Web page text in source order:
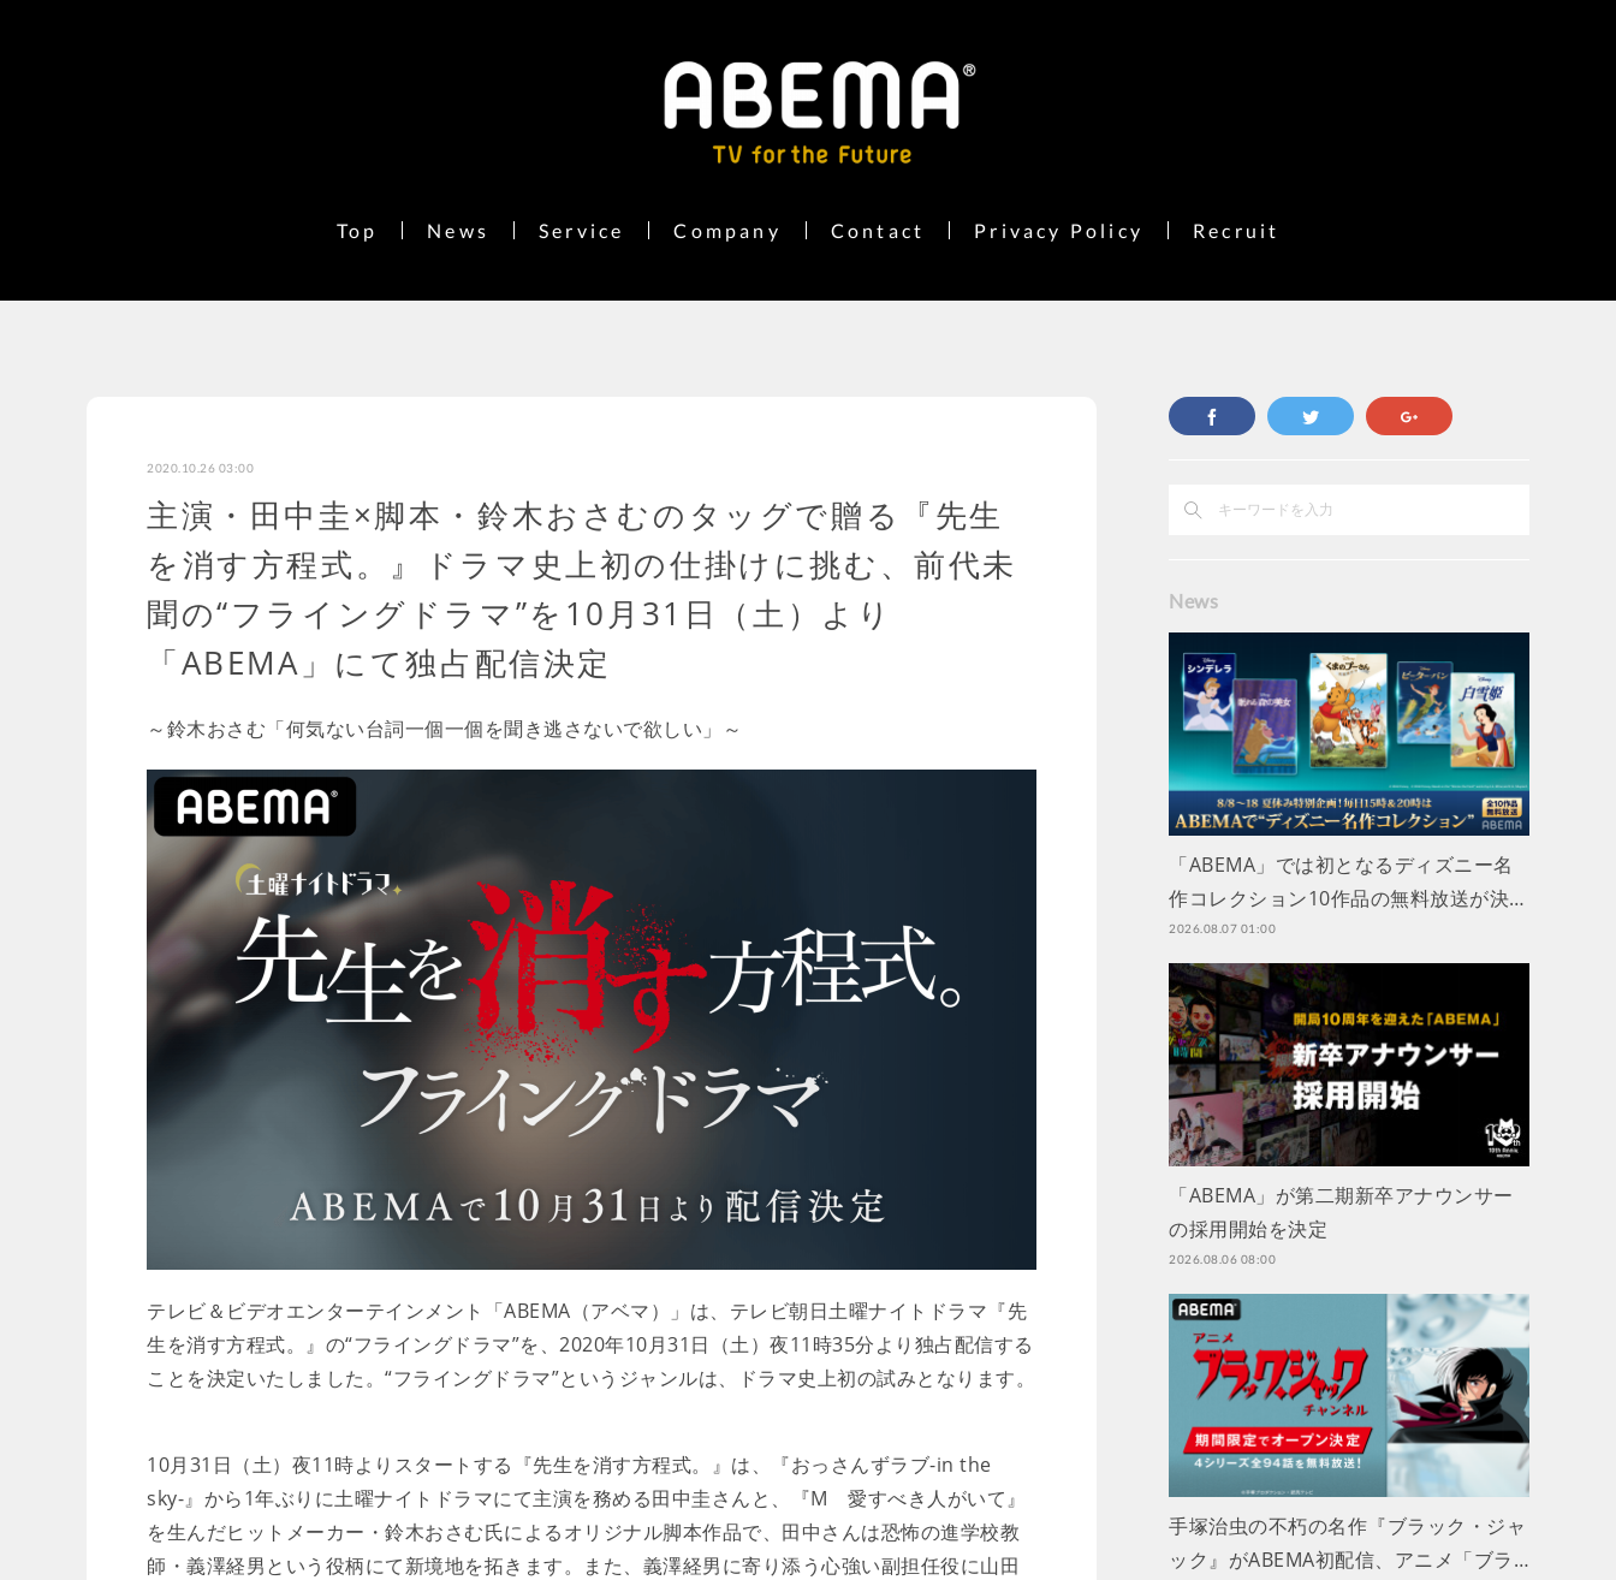
Top News Service Company Contact Privacy Policy Recruit
2020.10.26 03:00
主演・田中圭×脚本・鈴木おさむのタッグで贈る『先生
を消す方程式。』ドラマ史上初の仕掛けに挑む、前代未
聞の“フライングドラマ”を10月31日（土）より
「ABEMA」にて独占配信決定
～鈴木おさむ「何気ない台詞一個一個を聞き逃さないで欲しい」～
テレビ＆ビデオエンターテインメント「ABEMA（アベマ）」は、テレビ朝日土曜ナイトドラマ『先
生を消す方程式。』の“フライングドラマ”を、2020年10月31日（土）夜11時35分より独占配信する
ことを決定いたしました。“フライングドラマ”というジャンルは、ドラマ史上初の試みとなります。
10月31日（土）夜11時よりスタートする『先生を消す方程式。』は、『おっさんずラブ-in the
sky-』から1年ぶりに土曜ナイトドラマにて主演を務める田中圭さんと、『M 愛すべき人がいて』
を生んだヒットメーカー・鈴木おさむ氏によるオリジナル脚本作品で、田中さんは恐怖の進学校教
師・義澤経男という役柄にて新境地を拓きます。また、義澤経男に寄り添う心強い副担任役に山田
News
「ABEMA」では初となるディズニー名
作コレクション10作品の無料放送が決…
2026.08.07 01:00
「ABEMA」が第二期新卒アナウンサー
の採用開始を決定
2026.08.06 08:00
手塚治虫の不朽の名作『ブラック・ジャ
ック』がABEMA初配信、アニメ「ブラ…